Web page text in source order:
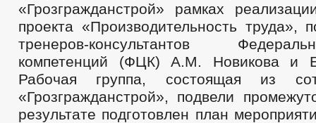
«Грозгражданстрой» рамках
проекта «Производительность труда»,
тренеров-консультантов
компетенций (ФЦК) А.М. Новикова и
Рабочая группа, состоящая из
«Грозгражданстрой», подвели
результате подготовлен план